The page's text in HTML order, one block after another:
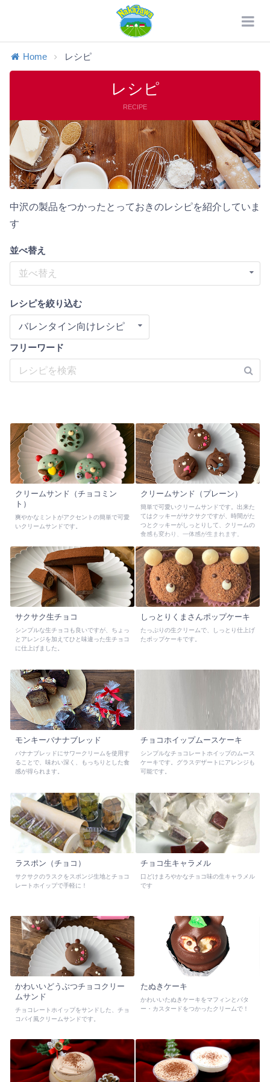
Home レシピ
レシピ
RECIPE
中沢の製品をつかったとっておきのレシピを紹介していま
す
並べ替え
並べ替え
レシピを絞り込む
バレンタイン向けレシピ
フリーワード
クリームサンド（チョコミン
ト）
爽やかなミントがアクセントの簡単で可愛
いクリームサンドです。
クリームサンド（プレーン）
簡単で可愛いクリームサンドです。出来た
てはクッキーがサクサクですが、時間がた
つとクッキーがしっとりして、クリームの
食感も変わり、一体感が生まれます。
サクサク生チョコ
シンプルな生チョコも良いですが、ちょっ
とアレンジを加えてひと味違った生チョコ
に仕上げました。
しっとりくまさんポップケーキ
たっぷりの生クリームで、しっとり仕上げ
たポップケーキです。
モンキーバナナブレッド
バナナブレッドにサワークリームを使用す
ることで、味わい深く、もっちりとした食
感が得られます。
チョコホイップムースケーキ
シンプルなチョコレートホイップのムース
ケーキです。グラスデザートにアレンジも
可能です。
ラスポン（チョコ）
サクサクのラスクをスポンジ生地とチョコ
レートホイップで手軽に！
チョコ生キャラメル
口どけまろやかなチョコ味の生キャラメル
です
かわいいどうぶつチョコクリー
ムサンド
チョコレートホイップをサンドした、チョ
コパイ風クリームサンドです。
たぬきケーキ
かわいいたぬきケーキをマフィンとバタ
ー・カスタードをつかったクリームで！